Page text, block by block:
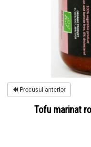
Produsul anterior
Tofu marinat